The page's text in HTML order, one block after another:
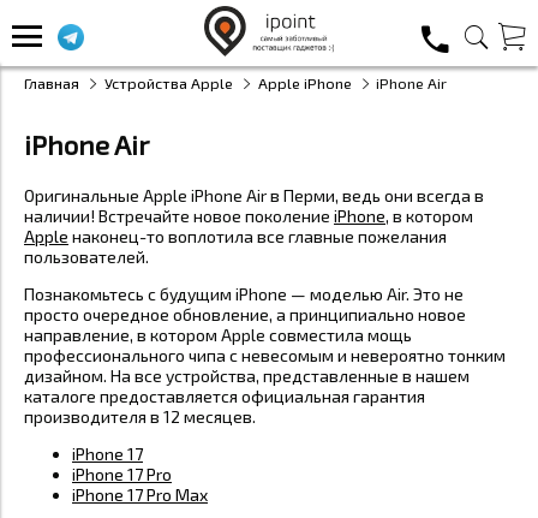
Главная Устройства Apple Apple iPhone iPhone Air
iPhone Air
Оригинальные Apple iPhone Air в Перми, ведь они всегда в
наличии! Встречайте новое поколение iPhone, в котором
Apple наконец-то воплотила все главные пожелания
пользователей.
Познакомьтесь с будущим iPhone — моделью Air. Это не
просто очередное обновление, а принципиально новое
направление, в котором Apple совместила мощь
профессионального чипа с невесомым и невероятно тонким
дизайном. На все устройства, представленные в нашем
каталоге предоставляется официальная гарантия
производителя в 12 месяцев.
iPhone 17
iPhone 17 Pro
iPhone 17 Pro Max